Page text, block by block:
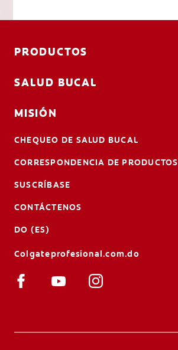
PRODUCTOS
SALUD BUCAL
MISIÓN
CHEQUEO DE SALUD BUCAL
CORRESPONDENCIA DE PRODUCTOS
SUSCRÍBASE
CONTÁCTENOS
DO (ES)
Colgateprofesional.com.do